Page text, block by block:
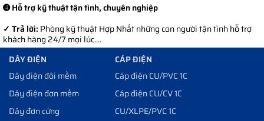
➍ Hỗ trợ kỹ thuật tận tình, chuyên nghiệp
✓ Trả lời: Phòng kỹ thuật Hợp Nhất những con người tận tình hỗ trợ
khách hàng 24/7 mọi lúc....
DÂY ĐIỆN
Dây điện đôi mềm
Dây điện đơn mềm
Dây đơn cứng
CÁP ĐIỆN
Cáp điện CU/PVC 1C
Cáp điện CU/CV 1C
CU/XLPE/PVC 1C